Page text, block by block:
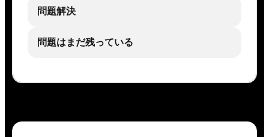
問題解決
問題はまだ残っている